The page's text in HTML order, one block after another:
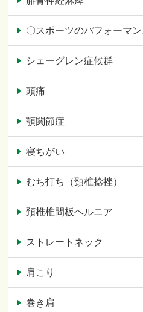
〇スポーツのパフォーマ
シェーグレン症候群
頭痛
顎関節症
寝ちがい
むち打ち（頸椎捻挫）
頚椎椎間板ヘルニア
ストレートネック
肩こり
巻き肩